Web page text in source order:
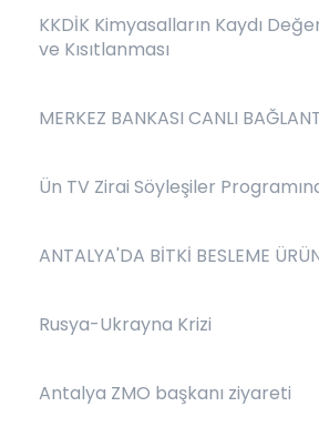
KKDİK Kimyasalların Kaydı
ve Kısıtlanması
MERKEZ BANKASI CANLI
Ün TV Zirai Söyleşiler
ANTALYA'DA BİTKİ BESLEME
Rusya-Ukrayna Krizi
Antalya ZMO başkanı ziyareti